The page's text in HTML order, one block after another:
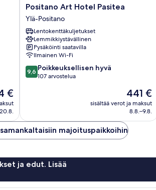
€
Positano
Art
Hotel
Pasitea
Ylä-
Positano
Positano Art Hotel Pasitea
Ylä-Positano
Lentokenttäkuljetukset
Lemmikkiystävällinen
Pysäköinti saatavilla
Ilmainen Wi-Fi
9.6
kautta
arvostelua
9,6 Poikkeuksellisen hyvä
107 arvostelua
Hinta
on
441 €
441 €
sisältää verot ja maksut
8.8.–9.8.
majoituspaikkoihin
ja edut. Lisää